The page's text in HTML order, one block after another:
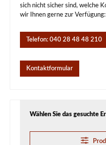
sich nicht sicher sind, welche
wir Ihnen gerne zur Verfügung:
Telefon: 040 28 48 48 210
Kontaktformular
Wählen Sie das gesuchte